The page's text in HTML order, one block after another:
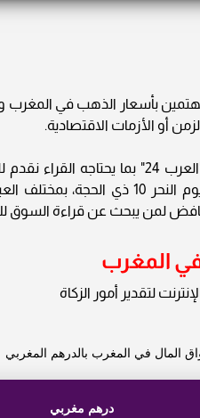
بأسعار الذهب في المغرب
أو الأزمات الاقتصادية.
سعر الذهب في المغرب.. وفي إطار خدماتنا في جريدة
الذهب في المغرب اليوم الأحد الموافق 16 يونيو
لمن يبحث عن قراءة السوق
لتقدير أمور الزكاة
المال في المغرب بالدرهم المغربي
درهم مغربي